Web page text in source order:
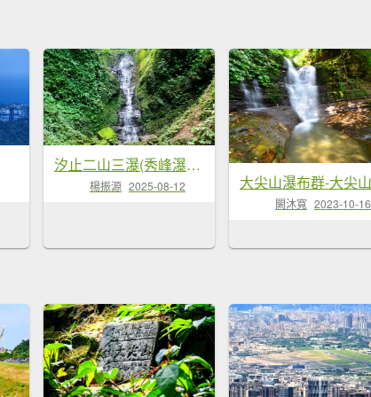
汐止二山三瀑(秀峰瀑布,,茄苳瀑布,大尖山瀑布)
楊振源 2025-08-12
闕沐寬 2023-10-16